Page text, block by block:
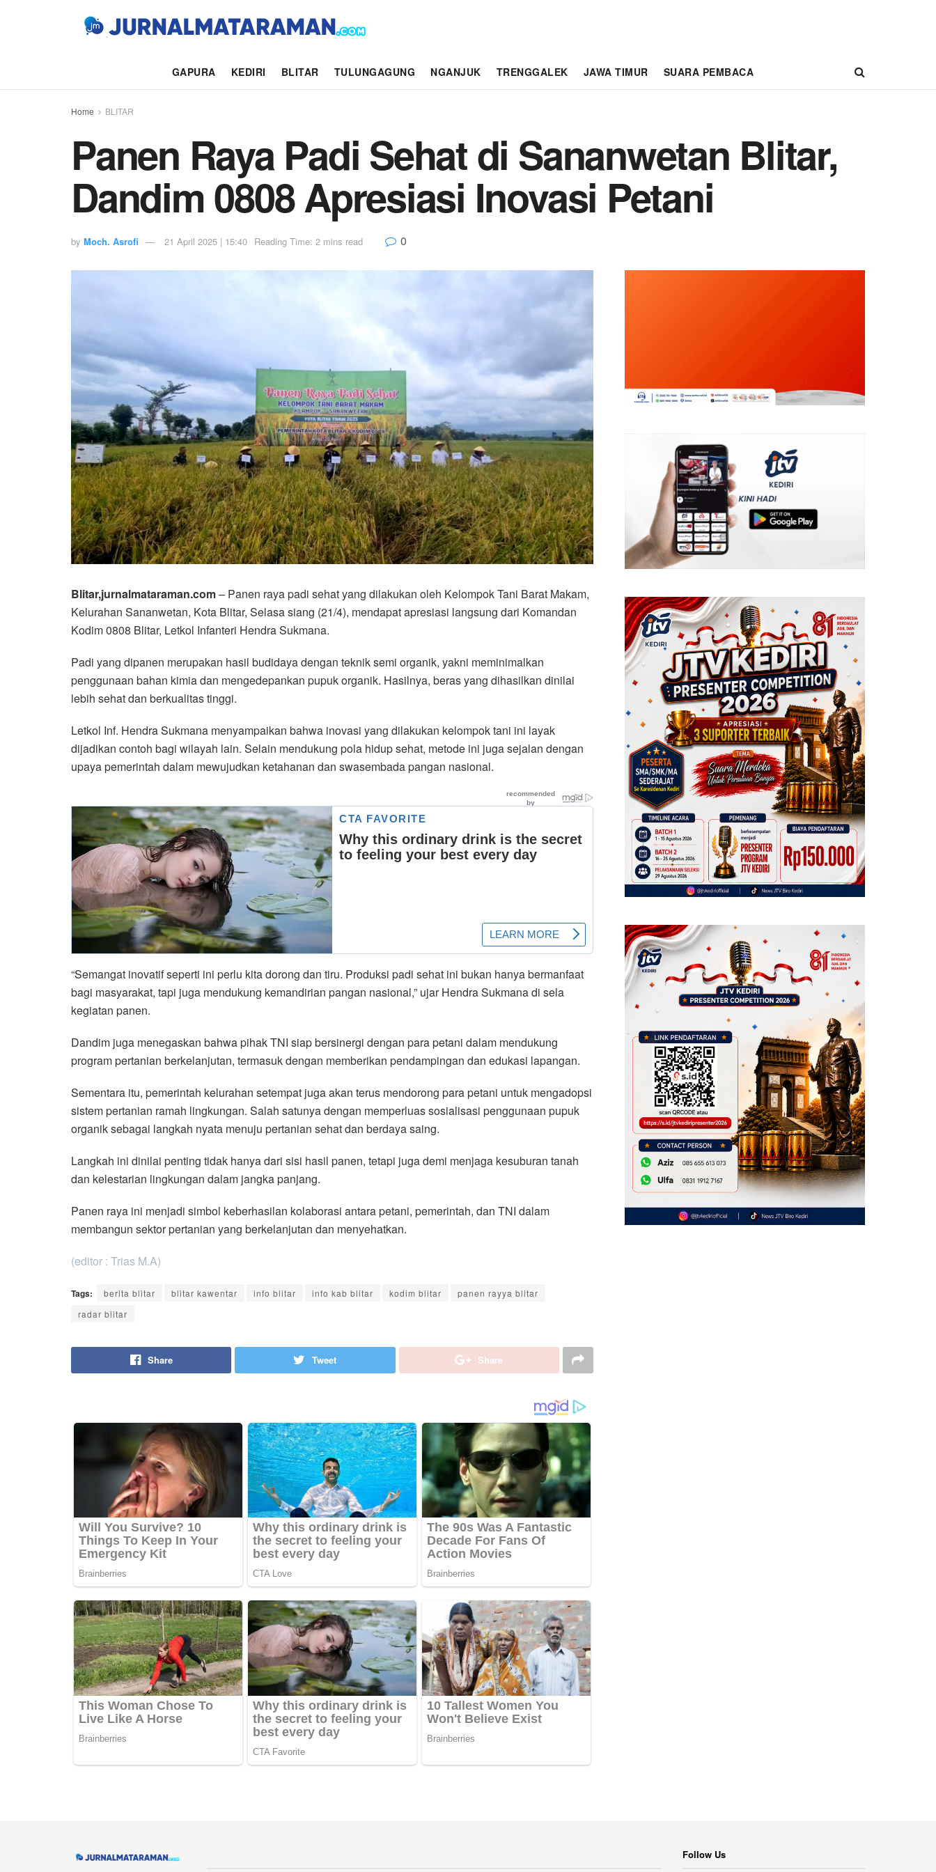
GAPURA KEDIRI BLITAR TULUNGAGUNG NGANJUK TRENGGALEK JAWA TIMUR SUARA PEMBACA
Home BLITAR
Panen Raya Padi Sehat di Sananwetan Blitar,
Dandim 0808 Apresiasi Inovasi Petani
by Moch. Asrofi 21 April 2025 | 15:40 Reading Time: 2 mins read 0
Blitar,jurnalmataraman.com–Panen raya padi sehat yang dilakukan oleh Kelompok Tani Barat Makam,
Kelurahan Sananwetan, Kota Blitar, Selasa siang (21/4), mendapat apresiasi langsung dari Komandan
Kodim 0808 Blitar, Letkol Infanteri Hendra Sukmana.
Padi yang dipanen merupakan hasil budidaya dengan teknik semi organik, yakni meminimalkan
penggunaan bahan kimia dan mengedepankan pupuk organik. Hasilnya, beras yang dihasilkan dinilai
lebih sehat dan berkualitas tinggi.
Letkol Inf. Hendra Sukmana menyampaikan bahwa inovasi yang dilakukan kelompok tani ini layak
dijadikan contoh bagi wilayah lain. Selain mendukung pola hidup sehat, metode ini juga sejalan dengan
upaya pemerintah dalam mewujudkan ketahanan dan swasembada pangan nasional.
“Semangat inovatif seperti ini perlu kita dorong dan tiru. Produksi padi sehat ini bukan hanya bermanfaat
bagi masyarakat, tapi juga mendukung kemandirian pangan nasional,” ujar Hendra Sukmana di sela
kegiatan panen.
Dandim juga menegaskan bahwa pihak TNI siap bersinergi dengan para petani dalam mendukung
program pertanian berkelanjutan, termasuk dengan memberikan pendampingan dan edukasi lapangan.
Sementara itu, pemerintah kelurahan setempat juga akan terus mendorong para petani untuk mengadopsi
sistem pertanian ramah lingkungan. Salah satunya dengan memperluas sosialisasi penggunaan pupuk
organik sebagai langkah nyata menuju pertanian sehat dan berdaya saing.
Langkah ini dinilai penting tidak hanya dari sisi hasil panen, tetapi juga demi menjaga kesuburan tanah
dan kelestarian lingkungan dalam jangka panjang.
Panen raya ini menjadi simbol keberhasilan kolaborasi antara petani, pemerintah, dan TNI dalam
membangun sektor pertanian yang berkelanjutan dan menyehatkan.
(editor : Trias M.A)
Tags: berita blitar blitar kawentar info blitar info kab blitar kodim blitar
panen rayya blitar
radar blitar
Share Tweet Share
Follow Us